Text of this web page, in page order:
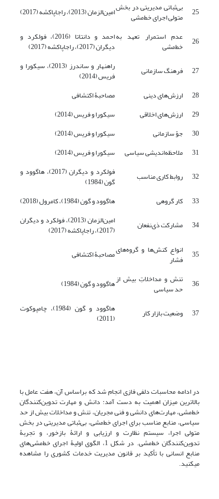
25
بی‌ثباتی مدیریتی در بخش
متولی اجرای خط‌مشی امین‌الزمان (2013)، راجاپاکشه (2017)
26 عدم استمرار تعهد به
خط‌مشی
احمد و دانتاتا (2016)، فولکرد و
دیگران (2017)، راجاپاکشه (2017)
27
فرهنگ سازمانی راهنهار و ساندرز (2013)، سیکورا و
فریس (2014)
28
ارزش‌های دینی
مصاحبۀ اکتشافی
29
ارزش‌های اخلاقی
سیکورا و فریس (2014)
30
جوّ سازمانی
سیکورا و فریس (2014)
31
ملاحظه‌اندیشی سیاسی
سیکورا و فریس (2014)
32
‌روابط کاری مناسب فولکرد و دیگران (2017)، هاگوود و
گون (1984)
33
کار گروهی
هاگوود و گون (1984)، کامرول (2018)
34
مشارکت ذی‌نفعان امین‌الزمان (2013)، فولکرد و دیگران
(2017)، راجاپاکشه (2017)
35
انواع کنش‌ها و گروه‌های
فشار مصاحبۀ اکتشافی
36 تنش و مداخلاتِ بیش ‌از
حد سیاسی هاگوود و گون (1984)
37 وضعیت بازار کار هاگوود و گون (1984)، چامپوکوت
(2011)
در ادامه محاسبات دلفی فازی انجام شد که براساس آن، هفت عامل با
بالاترین میزان اهمیت به دست آمد: دانش و مهارت تدوین‌کنندگان
خط‌مشی، مهارت‌های دانشی و فنی مجریان، تنش و مداخلات بیش ‌از حد
سیاسی، منابع مناسب برای اجرای خط‌مشی، بی‌ثباتی مدیریتی در بخش
متولی اجرا، سیستم نظارت و ارزیابی و ارائۀ بازخور، و تجربۀ
تدوین‌کنندگان خط‌مشی. در شکل 1، الگوی اولیۀ اجرای خط‌مشی‌های
منابع انسانی با تأکید بر قانون مدیریت خدمات کشوری را مشاهده
می‎کنید.